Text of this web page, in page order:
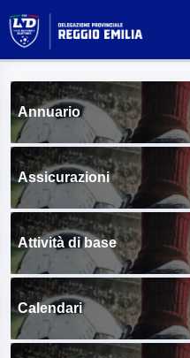
Annuario
Assicurazioni
Attività di base
Calendari